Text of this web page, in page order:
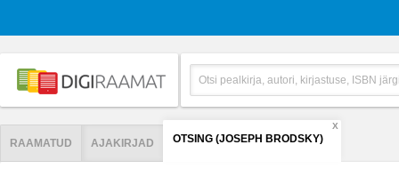
RAAMATUD AJAKIRJAD OTSING (JOSEPH BRODSKY)
X